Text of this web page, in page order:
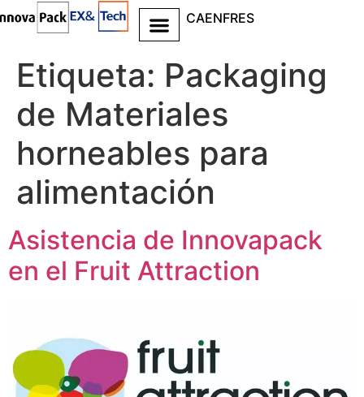
CAENFRES
contenido
Etiqueta: Packaging
de Materiales
horneables para
alimentación
Asistencia de Innovapack
en el Fruit Attraction